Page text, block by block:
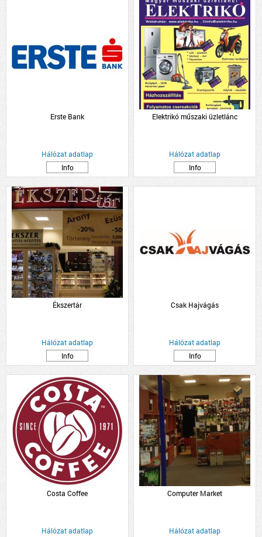
Erste Bank
Hálózat adatlap
Info
Elektrikó műszaki üzletlánc
Hálózat adatlap
Info
Ékszertár
Hálózat adatlap
Info
Csak Hajvágás
Hálózat adatlap
Info
Costa Coffee
Hálózat adatlap
Computer Market
Hálózat adatlap